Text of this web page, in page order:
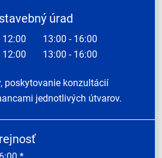
úrad
12:00
13:00 - 16:00
12:00 13:00 - 16:00
poskytovanie konzultácií
jednotlivých útvarov.